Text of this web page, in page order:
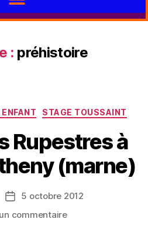
: préhistoire
STAGE TOUSSAINT
Rupestres à
(marne)
5 octobre 2012
commentaire